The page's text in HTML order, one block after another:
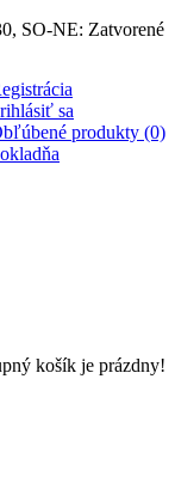
SO-NE: Zatvorené
sa
produkty (0)
košík je prázdny!